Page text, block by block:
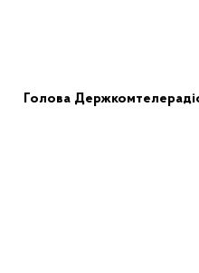
Голова